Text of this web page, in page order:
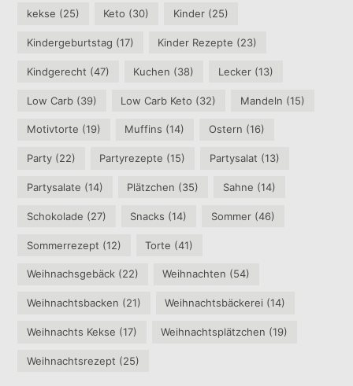
kekse (25) Keto (30) Kinder(25)
Kindergeburtstag (17) Kinder Rezepte (23)
Kindgerecht (47) Kuchen (38) Lecker(13)
Low Carb (39) Low Carb Keto (32) Mandeln (15)
Motivtorte (19) Muffins (14) Ostern (16)
Party (22) Partyrezepte (15) Partysalat (13)
Partysalate (14) Plätzchen (35) Sahne (14)
Schokolade (27) Snacks (14) Sommer(46)
Sommerrezept (12) Torte (41)
Weihnachsgebäck (22) Weihnachten (54)
Weihnachtsbacken (21) Weihnachtsbäckerei (14)
Weihnachts Kekse (17) Weihnachtsplätzchen (19)
Weihnachtsrezept (25)